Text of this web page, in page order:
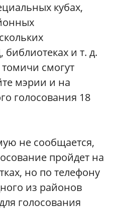
кубах,
и т. д.
смогут
мэрии и на
голосования 18
не сообщается,
пройдет на
но по телефону
из районов
голосования